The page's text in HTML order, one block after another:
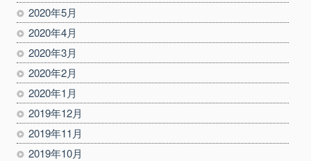
2020年5月
2020年4月
2020年3月
2020年2月
2020年1月
2019年12月
2019年11月
2019年10月